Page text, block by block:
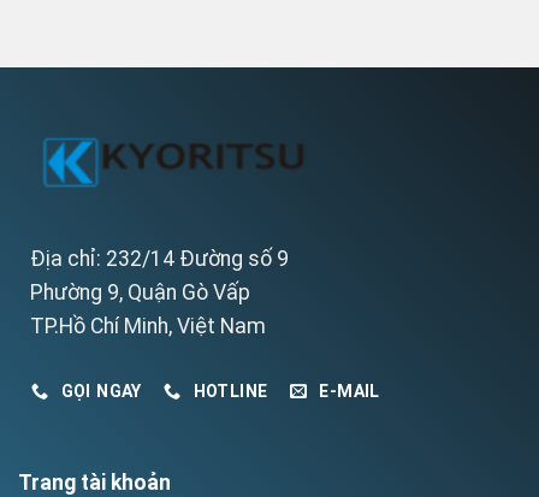
Địa chỉ: 232/14 Đường số 9
Phường 9, Quận Gò Vấp
TP.Hồ Chí Minh, Việt Nam
GỌI NGAY HOTLINE E-MAIL
Trang tài khoản